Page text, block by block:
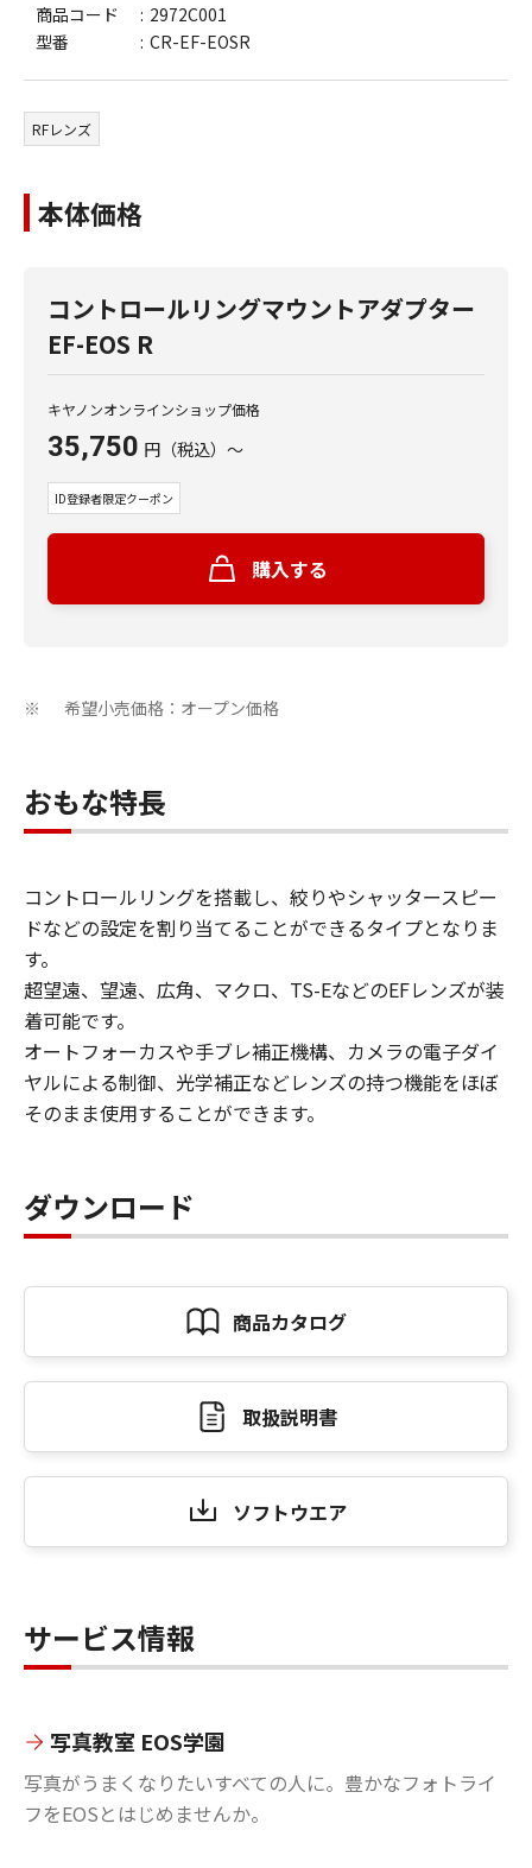
商品コード
2972C001
型番
CR-EF-EOSR
RFレンズ
本体価格
コントロールリングマウントアダプター
EF-EOS R
キヤノンオンラインショップ価格
35,750 円 （税込） ～
ID登録者限定クーポン
購入する
※ 希望小売価格：オープン価格
おもな特長
コントロールリングを搭載し、絞りやシャッタースピー
ドなどの設定を割り当てることができるタイプとなりま
す。
超望遠、望遠、広角、マクロ、TS-EなどのEFレンズが装
着可能です。
オートフォーカスや手ブレ補正機構、カメラの電子ダイ
ヤルによる制御、光学補正などレンズの持つ機能をほぼ
そのまま使用することができます。
ダウンロード
商品カタログ
取扱説明書
ソフトウエア
サービス情報
写真教室 EOS学園
写真がうまくなりたいすべての人に。豊かなフォトライ
フをEOSとはじめませんか。